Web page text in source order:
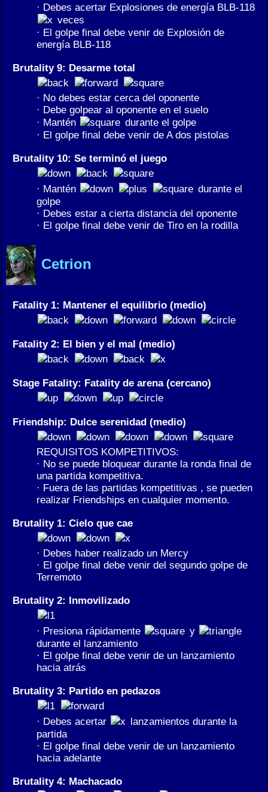
· Debes acertar Explosiones de energía BLB-118
veces
· El golpe final debe venir de Explosión de
energía BLB-118
Brutality 9: Desarme total
· No debes estar cerca del oponente
· Debe golpear al oponente en el suelo
· Mantén
durante el golpe
· El golpe final debe venir de A dos pistolas
Brutality 10: Se terminó el juego
· Mantén
durante el
golpe
· Debes estar a cierta distancia del oponente
· El golpe final debe venir de Tiro en la rodilla
Cetrion
Fatality 1: Mantener el equilibrio (medio)
Fatality 2: El bien y el mal (medio)
Stage Fatality: Fatality de arena (cercano)
Friendship: Dulce serenidad (medio)
REQUISITOS KOMPETITIVOS:
· No se puede bloquear durante la ronda final de
una partida kompetitiva.
· Fuera de las partidas kompetitivas , se pueden
realizar Friendships en cualquier momento.
Brutality 1: Cielo que cae
· Debes haber realizado un Mercy
· El golpe final debe venir del segundo golpe de
Terremoto
Brutality 2: Inmovilizado
· Presiona rápidamente
y
durante el lanzamiento
· El golpe final debe venir de un lanzamiento
hacia atrás
Brutality 3: Partido en pedazos
· Debes acertar
lanzamientos durante la
partida
· El golpe final debe venir de un lanzamiento
hacia adelante
Brutality 4: Machacado